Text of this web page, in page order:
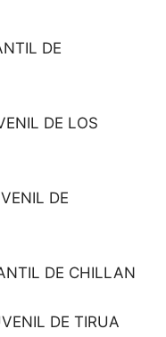
DE
DE LOS
DE
DE CHILLAN
DE TIRUA